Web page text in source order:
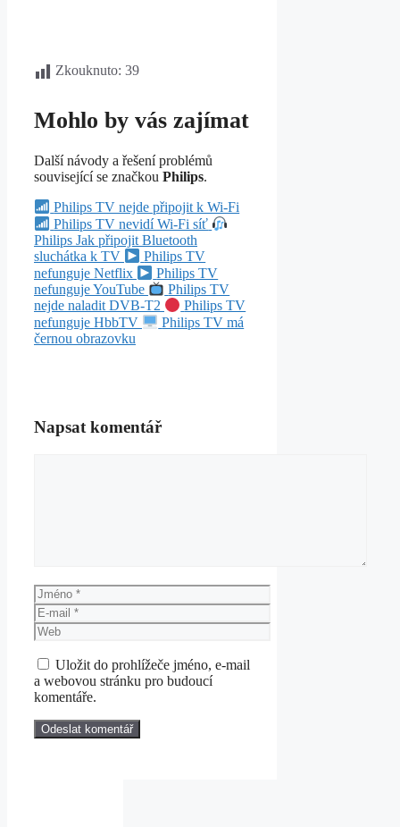
Zkouknuto: 39
Mohlo by vás zajímat
Další návody a řešení problémů
související se značkou Philips.
Philips TV nejde připojit k Wi-Fi
Philips TV nevidí Wi-Fi síť
Philips Jak připojit Bluetooth
sluchátka k TV
Philips TV
nefunguje Netflix
Philips TV
nefunguje YouTube
Philips TV
nejde naladit DVB-T2
Philips TV
nefunguje HbbTV
Philips TV má
černou obrazovku
Napsat komentář
Jméno
E-
mail
Web
Uložit do prohlížeče jméno, e-mail
a webovou stránku pro budoucí
komentáře.